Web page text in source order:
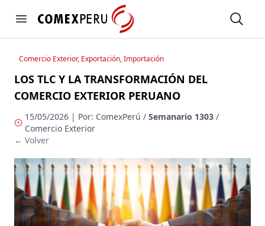
Open menu
https://www.comexperu.org.pe Open
Comercio Exterior, Exportación, Importación
LOS TLC Y LA TRANSFORMACIÓN DEL
COMERCIO EXTERIOR PERUANO
15/05/2026 | Por: ComexPerú / Semanario 1303/
Comercio Exterior
← Volver